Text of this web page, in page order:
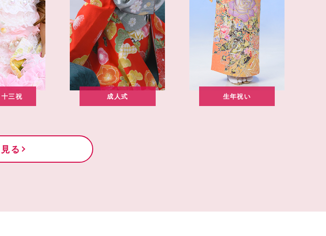
三祝 成人式 生年祝い
る